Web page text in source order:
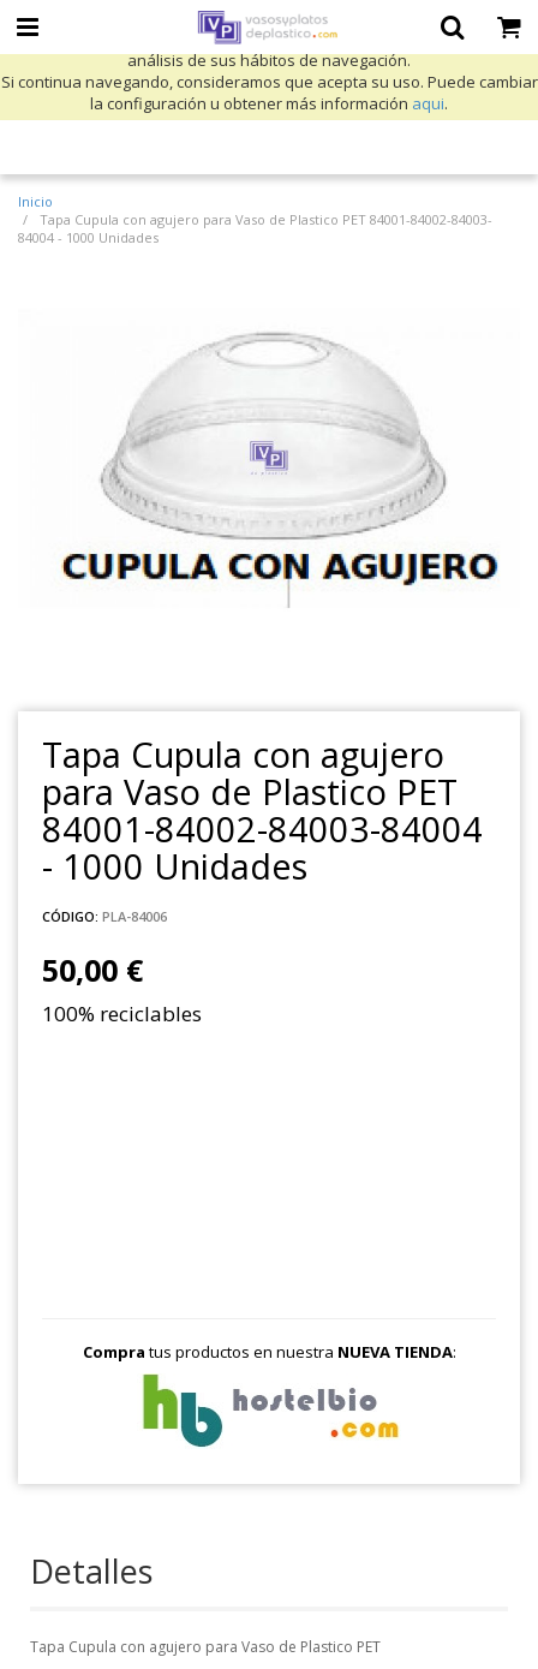
Utilizamos cookies propias y de terceros para mejorar nuestros servicios
y mostrarle publicidad relacionada con sus preferencias mediante el
análisis de sus hábitos de navegación.
Si continua navegando, consideramos que acepta su uso. Puede cambiar
la configuración u obtener más información aqui.
Inicio
Tapa Cupula con agujero para Vaso de Plastico PET 84001-84002-84003-
84004 - 1000 Unidades
Tapa Cupula con agujero
para Vaso de Plastico PET
84001-84002-84003-84004
- 1000 Unidades
CÓDIGO: PLA-84006
50,00 €
100% reciclables
Compra tus productos en nuestra NUEVA TIENDA:
Detalles
Tapa Cupula con agujero para Vaso de Plastico PET